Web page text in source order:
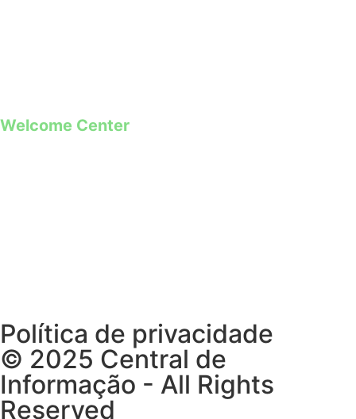
Welcome Center
Política de privacidade
© 2025 Central de
Informação - All Rights
Reserved